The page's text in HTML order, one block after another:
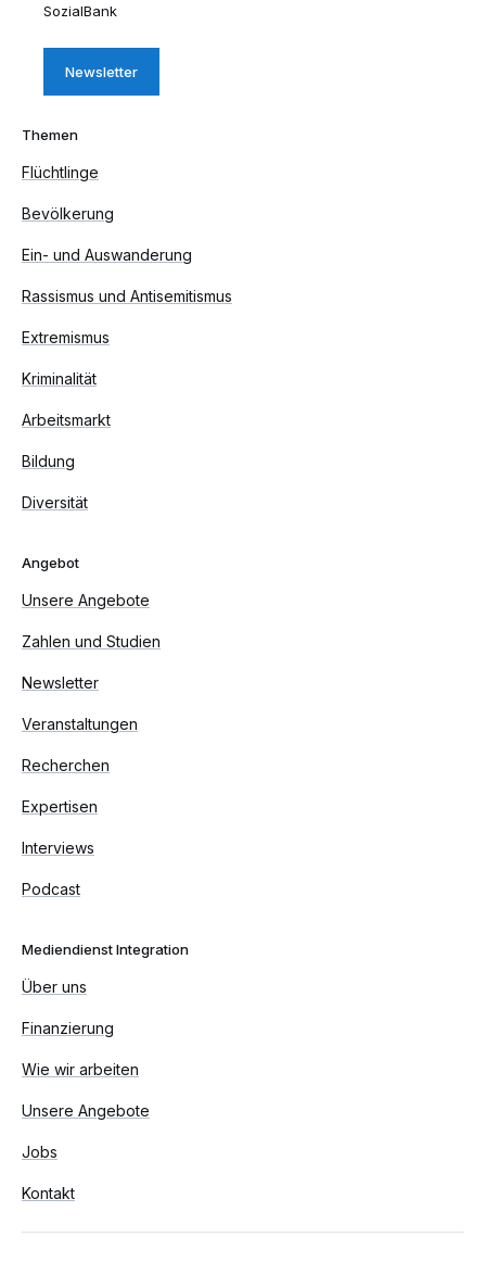
SozialBank
Newsletter
Themen
Flüchtlinge
Bevölkerung
Ein- und Auswanderung
Rassismus und Antisemitismus
Extremismus
Kriminalität
Arbeitsmarkt
Bildung
Diversität
Angebot
Unsere Angebote
Zahlen und Studien
Newsletter
Veranstaltungen
Recherchen
Expertisen
Interviews
Podcast
Mediendienst Integration
Über uns
Finanzierung
Wie wir arbeiten
Unsere Angebote
Jobs
Kontakt